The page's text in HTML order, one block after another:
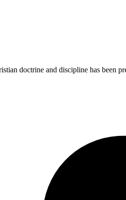
doctrine and discipline has been